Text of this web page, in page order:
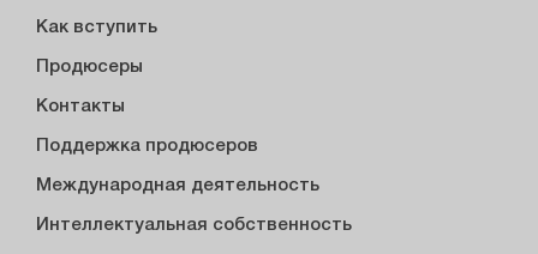
Как вступить
Продюсеры
Контакты
Поддержка продюсеров
Международная деятельность
Интеллектуальная собственность